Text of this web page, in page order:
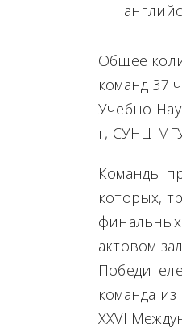
Общее
команд 37
Учебно-
г, СУНЦ
Команды
которых,
актовом
команда
XXVI